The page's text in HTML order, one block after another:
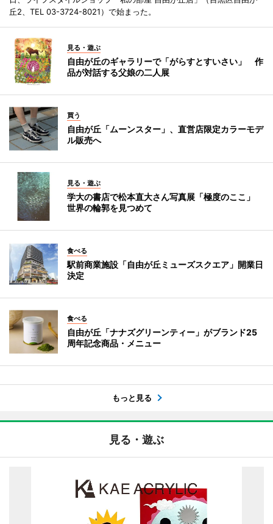
丘2、TEL 03-3724-8021）で始まった。
見る・遊ぶ
自由が丘のギャラリーで「がらすとすいさい」 作
品が対話する父娘の二人展
買う
自由が丘「ムーンスター」、直営店限定カラーモデ
ル販売へ
見る・遊ぶ
学大の書店で松本直大さん写真展「極度のここ」
世界の輪郭を見つめて
食べる
駅前商業施設「自由が丘ミューズスクエア」開業日
決定
食べる
自由が丘「ナナズグリーンティー」がブランド25
周年記念商品・メニュー
もっと見る
見る・遊ぶ